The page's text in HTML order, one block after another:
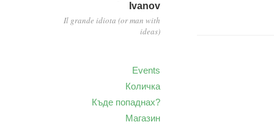
Ivanov
Il grande idiota (or man with
ideas)
Events
Количка
Къде попаднах?
Магазин